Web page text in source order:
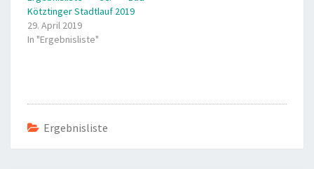
Kötztinger Stadtlauf 2019
29. April 2019
In "Ergebnisliste"
Ergebnisliste